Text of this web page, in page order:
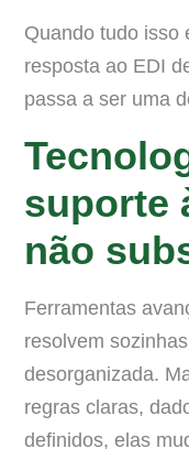
Quando tudo isso
resposta ao EDI
passa a ser uma
suporte
não
Ferramentas
resolvem
desorganizada.
regras claras,
definidos, elas